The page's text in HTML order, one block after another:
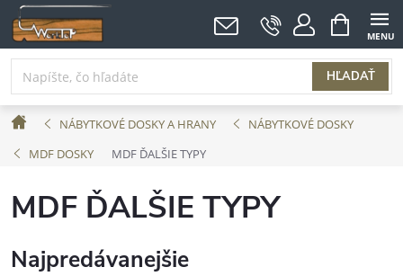
Prejsť
na
obsah
HĽADAŤ
NÁKUPNÝ
KOŠÍK
DomovNÁBYTKOVÉ DOSKY A HRANY
NÁBYTKOVÉ DOSKY
MDF DOSKY
MDF ĎALŠIE TYPY
MDF ĎALŠIE TYPY
Najpredávanejšie